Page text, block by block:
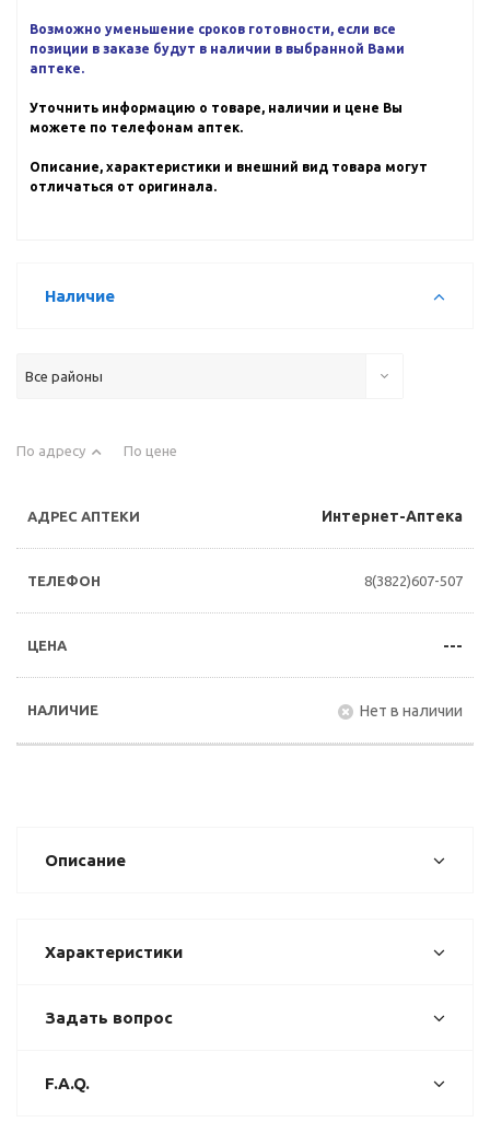
Возможно уменьшение сроков готовности, если все
позиции в заказе будут в наличии в выбранной Вами
аптеке.
Уточнить информацию о товаре, наличии и цене Вы
можете по телефонам аптек.
Описание, характеристики и внешний вид товара могут
отличаться от оригинала.
Наличие
Все районы
По адресу По цене
Интернет-Аптека
8(3822)607-507
---
Нет в наличии
Описание
Характеристики
Задать вопрос
F.A.Q.